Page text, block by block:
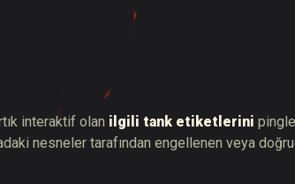
interaktif olan ilgili tank etiketlerini
nesneler tarafından engellenen veya